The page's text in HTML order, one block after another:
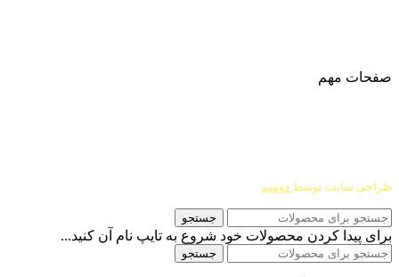
صفحات مهم
طراحی سایت توسط دومیم
جستجو
برای پیدا کردن محصولات خود شروع به تایپ نام آن کنید...
جستجو